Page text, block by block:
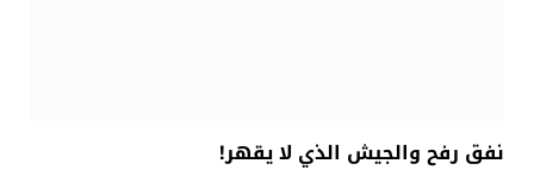
نفق رفح والجيش الذي لا يقهر!